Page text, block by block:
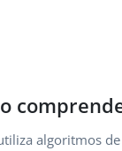
algoritmos